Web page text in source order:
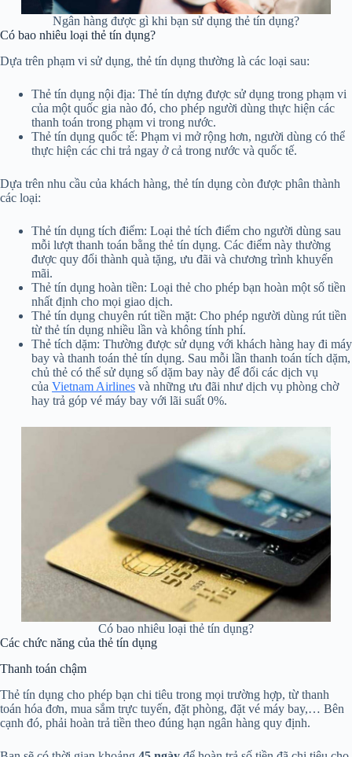
Ngân hàng được gì khi bạn sử dụng thẻ tín dụng?
Có bao nhiêu loại thẻ tín dụng?
Dựa trên phạm vi sử dụng, thẻ tín dụng thường là các loại sau:
Thẻ tín dụng nội địa: Thẻ tín dựng được sử dụng trong phạm vi
của một quốc gia nào đó, cho phép người dùng thực hiện các
thanh toán trong phạm vi trong nước.
Thẻ tín dụng quốc tế: Phạm vi mở rộng hơn, người dùng có thể
thực hiện các chi trả ngay ở cả trong nước và quốc tế.
Dựa trên nhu cầu của khách hàng, thẻ tín dụng còn được phân thành
các loại:
Thẻ tín dụng tích điểm: Loại thẻ tích điểm cho người dùng sau
mỗi lượt thanh toán bằng thẻ tín dụng. Các điểm này thường
được quy đổi thành quà tặng, ưu đãi và chương trình khuyến
mãi.
Thẻ tín dụng hoàn tiền: Loại thẻ cho phép bạn hoàn một số tiền
nhất định cho mọi giao dịch.
Thẻ tín dụng chuyên rút tiền mặt: Cho phép người dùng rút tiền
từ thẻ tín dụng nhiều lần và không tính phí.
Thẻ tích dặm: Thường được sử dụng với khách hàng hay đi máy
bay và thanh toán thẻ tín dụng. Sau mỗi lần thanh toán tích dặm,
chủ thẻ có thể sử dụng số dặm bay này để đổi các dịch vụ
của Vietnam Airlines và những ưu đãi như dịch vụ phòng chờ
hay trả góp vé máy bay với lãi suất 0%.
Có bao nhiêu loại thẻ tín dụng?
Các chức năng của thẻ tín dụng
Thanh toán chậm
Thẻ tín dụng cho phép bạn chi tiêu trong mọi trường hợp, từ thanh
toán hóa đơn, mua sắm trực tuyến, đặt phòng, đặt vé máy bay,… Bên
cạnh đó, phải hoàn trả tiền theo đúng hạn ngân hàng quy định.